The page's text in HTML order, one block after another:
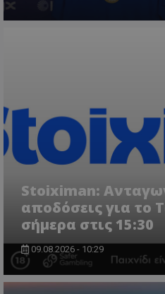
Stoiximan:
αποδόσεις για το
σήμερα στις 15:30
09.08.2026 - 10:29